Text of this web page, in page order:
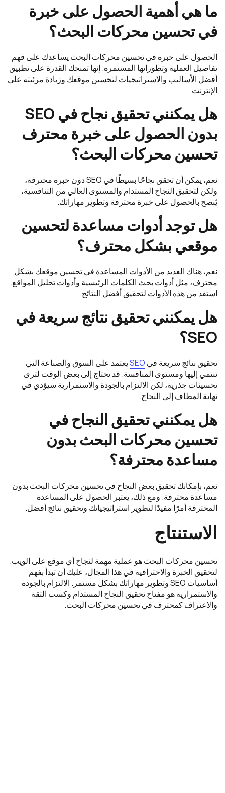
ما هي أهمية الحصول على خبرة
في تحسين محركات البحث؟
الحصول على خبرة في تحسين محركات البحث يساعدك على فهم
تفاصيل العملية وتطوراتها المستمرة. إنها تمنحك القدرة على تطبيق
أفضل الأساليب والاستراتيجيات لتحسين موقعك وزيادة مرئيته على
الإنترنت.
هل يمكنني تحقيق نجاح في SEO
بدون الحصول على خبرة محترف
تحسين محركات البحث؟
نعم، يمكن أن تحقق نجاحًا بسيطًا في SEO دون خبرة محترفة،
ولكن لتحقيق النجاح المستدام والمستوى العالي من التنافسية،
يُنصح بالحصول على خبرة محترفة وتطوير مهاراتك.
هل توجد أدوات مساعدة لتحسين
موقعي بشكل محترف؟
نعم، هناك العديد من الأدوات المساعدة في تحسين موقعك بشكل
محترف، مثل أدوات بحث الكلمات الرئيسية وأدوات تحليل المواقع.
استفد من هذه الأدوات لتحقيق أفضل النتائج.
هل يمكنني تحقيق نتائج سريعة في
SEO؟
تحقيق نتائج سريعة في SEOيعتمد على السوق والصناعة التي
تنتمي إليها ومستوى المنافسة. قد تحتاج إلى بعض الوقت لترى
تحسينات جذرية، لكن الالتزام بالجودة والاستمرارية سيؤدي في
نهاية المطاف إلى النجاح.
هل يمكنني تحقيق النجاح في
تحسين محركات البحث بدون
مساعدة محترفة؟
نعم، بإمكانك تحقيق بعض النجاح في تحسين محركات البحث بدون
مساعدة محترفة. ومع ذلك، يعتبر الحصول على المساعدة
المحترفة أمرًا مفيدًا لتطوير استراتيجياتك وتحقيق نتائج أفضل.
الاستنتاج
تحسين محركات البحث هو عملية مهمة لنجاح أي موقع على الويب.
لتحقيق الخبرة والاحترافية في هذا المجال، عليك أن تبدأ بفهم
أساسيات SEO وتطوير مهاراتك بشكل مستمر. الالتزام بالجودة
والاستمرارية هو مفتاح تحقيق النجاح المستدام وكسب الثقة
والاعتراف كمحترف في تحسين محركات البحث.